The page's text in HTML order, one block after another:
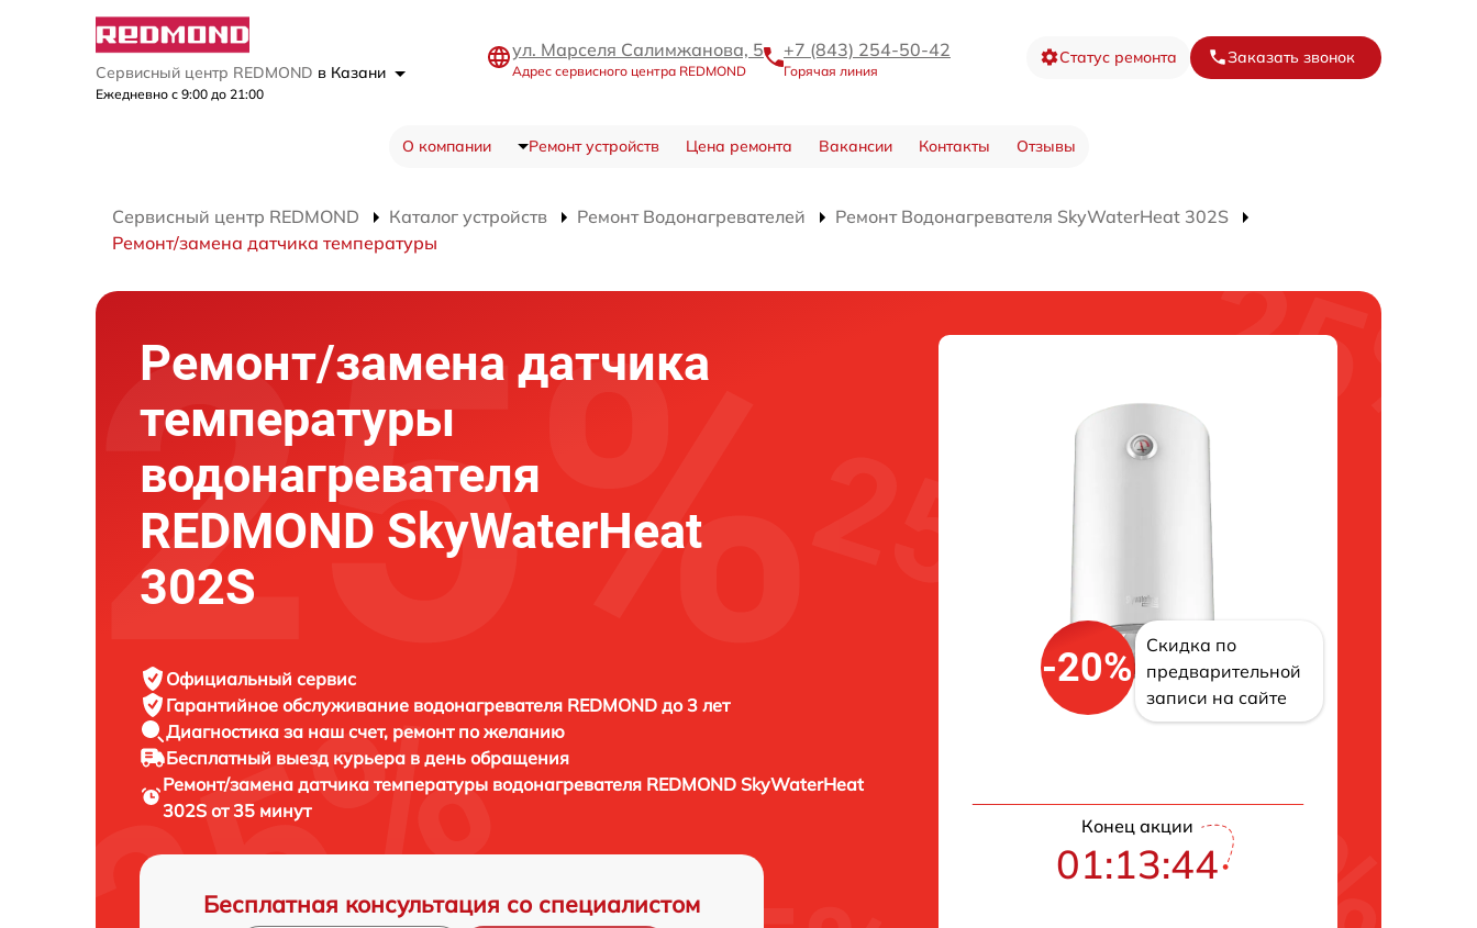
Сервисный центр REDMOND в Казани
Ежедневно с 9:00 до 21:00
ул. Марселя Салимжанова, 5
Адрес сервисного центра REDMOND
+7 (843) 254-50-42
Горячая линия
Статус ремонта Заказать звонок
О компании Ремонт устройств Цена ремонта Вакансии Контакты Отзывы
Сервисный центр REDMOND Каталог устройств Ремонт Водонагревателей
Ремонт Водонагревателя SkyWaterHeat 302S
Ремонт/замена датчика температуры
Ремонт/замена датчика
температуры
водонагревателя
REDMOND SkyWaterHeat
302S
Официальный сервис
Гарантийное обслуживание водонагревателя REDMOND до 3 лет
Диагностика за наш счет, ремонт по желанию
Бесплатный выезд курьера в день обращения
Ремонт/замена датчика температуры водонагревателя REDMOND SkyWaterHeat
302S от 35 минут
Бесплатная консультация со специалистом
-20%
Скидка по
предварительной
записи на сайте
Конец акции
01:13:43